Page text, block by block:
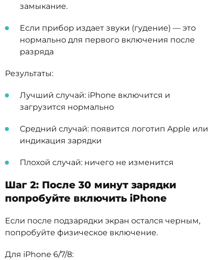
замыкание.
Если прибор издает звуки (гудение) — это
нормально для первого включения после
разряда
Результаты:
Лучший случай: iPhone включится и
загрузится нормально
Средний случай: появится логотип Apple или
индикация зарядки
Плохой случай: ничего не изменится
Шаг 2: После 30 минут зарядки
попробуйте включить iPhone
Если после подзарядки экран остался черным,
попробуйте физическое включение.
Для iPhone 6/7/8: